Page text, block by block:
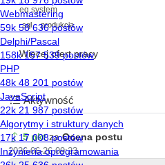
eq system
sql produkcja
Więcej ofert pracy
Aktywność
5 pktzaOcena postu
2026-06-26 09:23